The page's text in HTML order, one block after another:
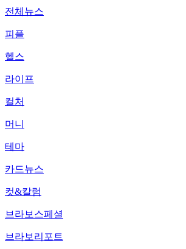
전체뉴스
피플
헬스
라이프
컬처
머니
테마
카드뉴스
컷&칼럼
브라보스페셜
브라보리포트